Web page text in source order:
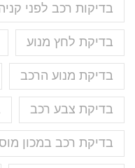
בדיקות רכב לפני
בדיקת לחץ מנוע
בדיקת מנוע הרכב
בדיקת צבע רכב
בדיקת רכב במכון